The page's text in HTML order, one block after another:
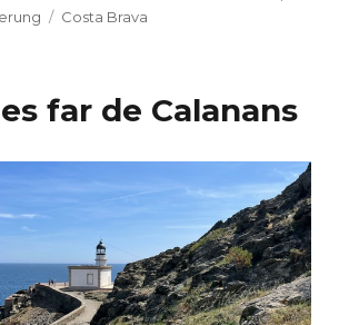
am
Schlagwörter
Costa Brava
far de Calanans